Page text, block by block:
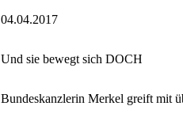
04.04.2017
Und sie bewegt sich DOCH
Bundeskanzlerin Merkel greift mit